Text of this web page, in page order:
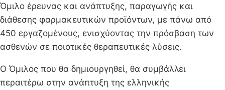
Όμιλο έρευνας και ανάπτυξης, παραγωγής και
διάθεσης φαρμακευτικών προϊόντων, με πάνω από
450 εργαζομένους, ενισχύοντας την πρόσβαση των
ασθενών σε ποιοτικές θεραπευτικές λύσεις.
Ο Όμιλος που θα δημιουργηθεί, θα συμβάλλει
περαιτέρω στην ανάπτυξη της ελληνικής